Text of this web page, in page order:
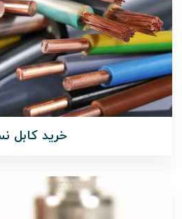
خرید کابل